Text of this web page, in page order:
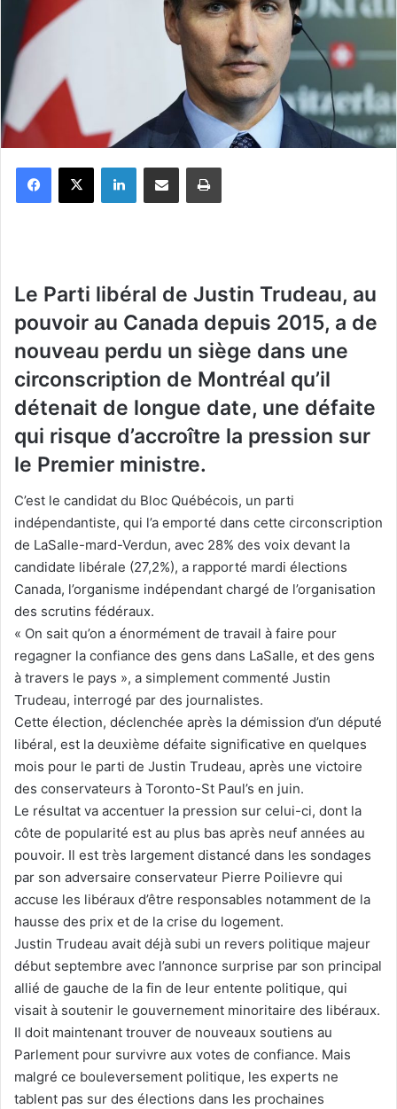
Le Parti libéral de Justin Trudeau, au
pouvoir au Canada depuis 2015, a de
nouveau perdu un siège dans une
circonscription de Montréal qu’il
détenait de longue date, une défaite
qui risque d’accroître la pression sur
le Premier ministre.
C’est le candidat du Bloc Québécois, un parti
indépendantiste, qui l’a emporté dans cette circonscription
de LaSalle-mard-Verdun, avec 28% des voix devant la
candidate libérale (27,2%), a rapporté mardi élections
Canada, l’organisme indépendant chargé de l’organisation
des scrutins fédéraux.
« On sait qu’on a énormément de travail à faire pour
regagner la confiance des gens dans LaSalle, et des gens
à travers le pays », a simplement commenté Justin
Trudeau, interrogé par des journalistes.
Cette élection, déclenchée après la démission d’un député
libéral, est la deuxième défaite significative en quelques
mois pour le parti de Justin Trudeau, après une victoire
des conservateurs à Toronto-St Paul’s en juin.
Le résultat va accentuer la pression sur celui-ci, dont la
côte de popularité est au plus bas après neuf années au
pouvoir. Il est très largement distancé dans les sondages
par son adversaire conservateur Pierre Poilievre qui
accuse les libéraux d’être responsables notamment de la
hausse des prix et de la crise du logement.
Justin Trudeau avait déjà subi un revers politique majeur
début septembre avec l’annonce surprise par son principal
allié de gauche de la fin de leur entente politique, qui
visait à soutenir le gouvernement minoritaire des libéraux.
Il doit maintenant trouver de nouveaux soutiens au
Parlement pour survivre aux votes de confiance. Mais
malgré ce bouleversement politique, les experts ne
tablent pas sur des élections dans les prochaines